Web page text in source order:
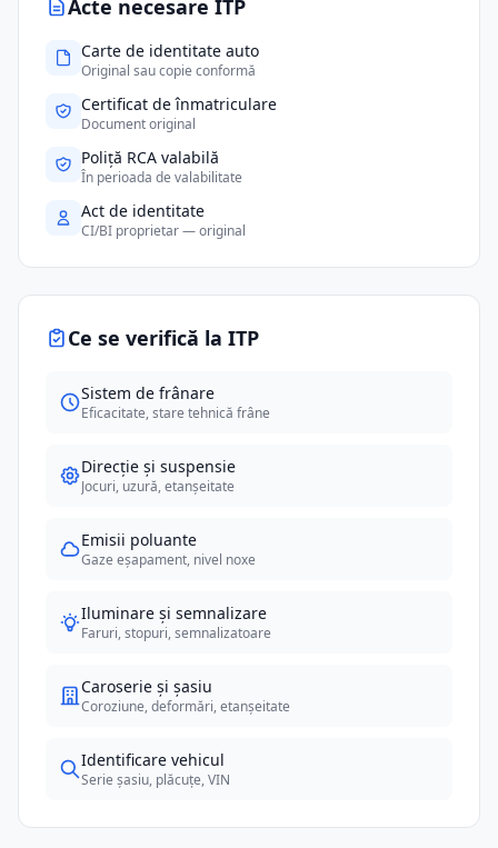
Acte necesare ITP
Carte de identitate auto
Original sau copie conformă
Certificat de înmatriculare
Document original
Poliță RCA valabilă
În perioada de valabilitate
Act de identitate
CI/BI proprietar — original
Ce se verifică la ITP
Sistem de frânare
Eficacitate, stare tehnică frâne
Direcție și suspensie
Jocuri, uzură, etanșeitate
Emisii poluante
Gaze eșapament, nivel noxe
Iluminare și semnalizare
Faruri, stopuri, semnalizatoare
Caroserie și șasiu
Coroziune, deformări, etanșeitate
Identificare vehicul
Serie șasiu, plăcuțe, VIN